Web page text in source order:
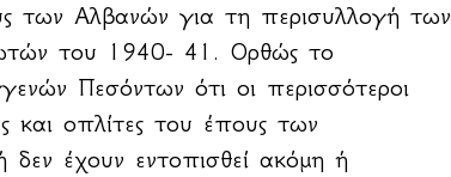
των Αλβανών για τη περισυλλογή των
του 1940- 41. Ορθώς το
Πεσόντων ότι οι περισσότεροι
και οπλίτες του έπους των
δεν έχουν εντοπισθεί ακόμη ή